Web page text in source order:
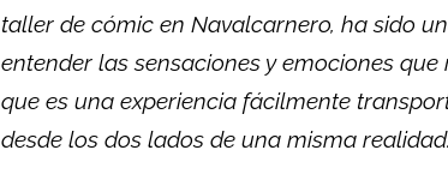
taller de cómic en Navalcarnero, ha sido
entender las sensaciones y emociones
que es una experiencia fácilmente
desde los dos lados de una misma realidad.